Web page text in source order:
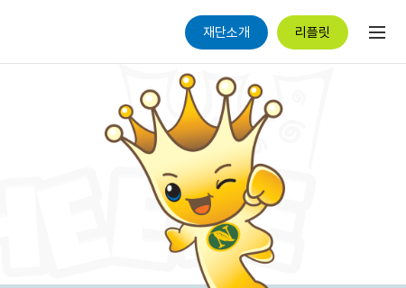
재단소개 리플릿